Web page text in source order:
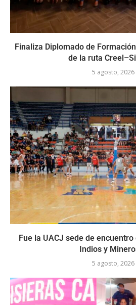
Finaliza Diplomado de
de la ruta
5 agosto, 2026
Fue la UACJ sede de
Indios y
5 agosto, 2026